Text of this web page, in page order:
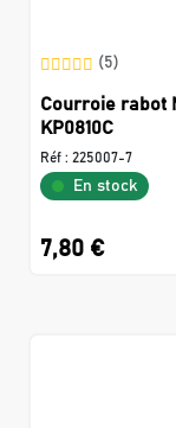
(5)
Courroie rabot
KP0810C
Réf : 225007-7
En stock
7,80 €